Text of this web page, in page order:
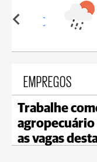
18°C
EMPREGOS
Trabalhe
agropecuário
as vagas